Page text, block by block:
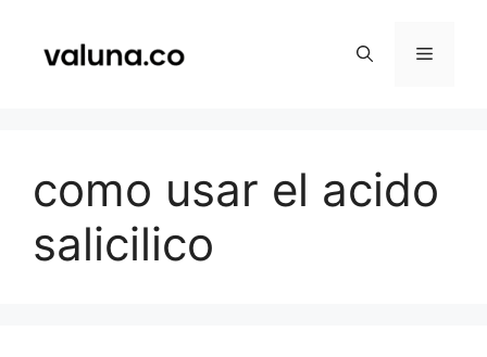
contenido
Menú
como usar el acido
salicilico